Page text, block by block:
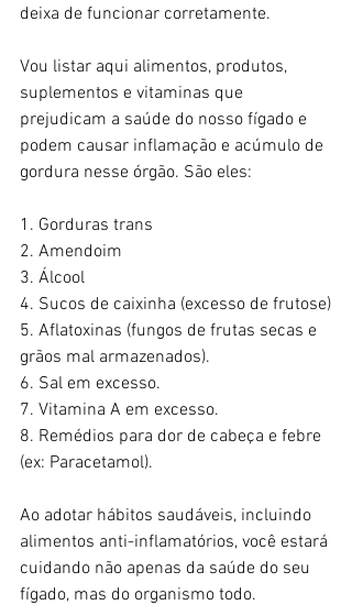
deixa de funcionar corretamente.
Vou listar aqui alimentos, produtos,
suplementos e vitaminas que
prejudicam a saúde do nosso fígado e
podem causar inflamação e acúmulo de
gordura nesse órgão. São eles:
1. Gorduras trans
2. Amendoim
3. Álcool
4. Sucos de caixinha (excesso de frutose)
5. Aflatoxinas (fungos de frutas secas e
grãos mal armazenados).
6. Sal em excesso.
7. Vitamina A em excesso.
8. Remédios para dor de cabeça e febre
(ex: Paracetamol).
Ao adotar hábitos saudáveis, incluindo
alimentos anti-inflamatórios, você estará
cuidando não apenas da saúde do seu
fígado, mas do organismo todo.